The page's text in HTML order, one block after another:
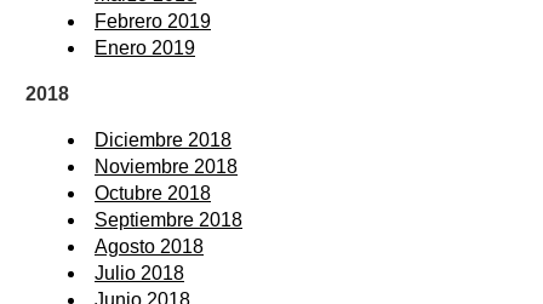
Febrero 2019
Enero 2019
2018
Diciembre 2018
Noviembre 2018
Octubre 2018
Septiembre 2018
Agosto 2018
Julio 2018
Junio 2018